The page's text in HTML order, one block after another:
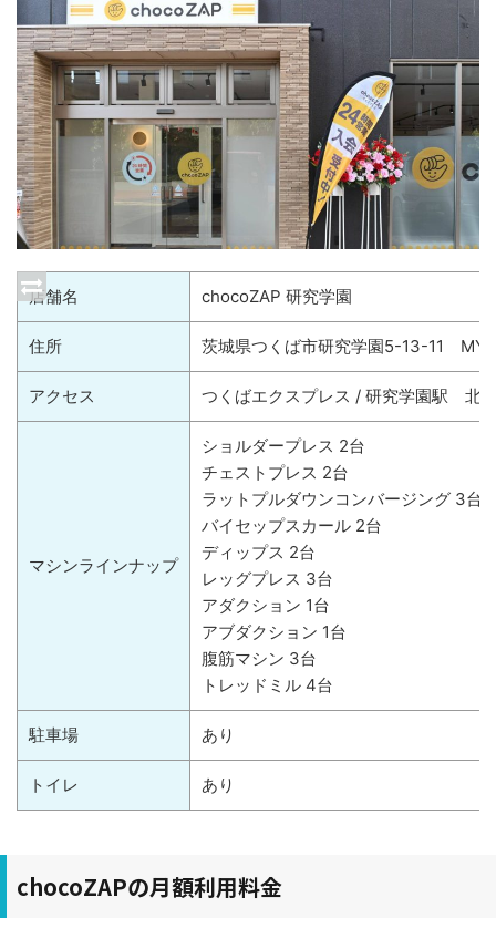
店舗名 chocoZAP 研究学園
住所 茨城県つくば市研究学園5-13-11
アクセス つくばエクスプレス / 研究学園駅 北
マシンラインナップ
ショルダープレス 2台
チェストプレス 2台
ラットプルダウンコンバージング 3台
バイセップスカール 2台
ディップス 2台
レッグプレス 3台
アダクション 1台
アブダクション 1台
腹筋マシン 3台
トレッドミル 4台
駐車場 あり
トイレ あり
chocoZAPの月額利用料金